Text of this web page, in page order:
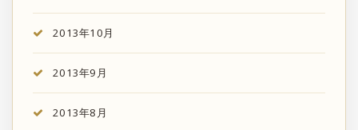
2013年10月
2013年9月
2013年8月